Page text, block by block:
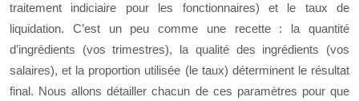
traitement indiciaire pour les fonctionnaires) et le taux de
liquidation. C’est un peu comme une recette : la quantité
d’ingrédients (vos trimestres), la qualité des ingrédients (vos
salaires), et la proportion utilisée (le taux) déterminent le résultat
final. Nous allons détailler chacun de ces paramètres pour que